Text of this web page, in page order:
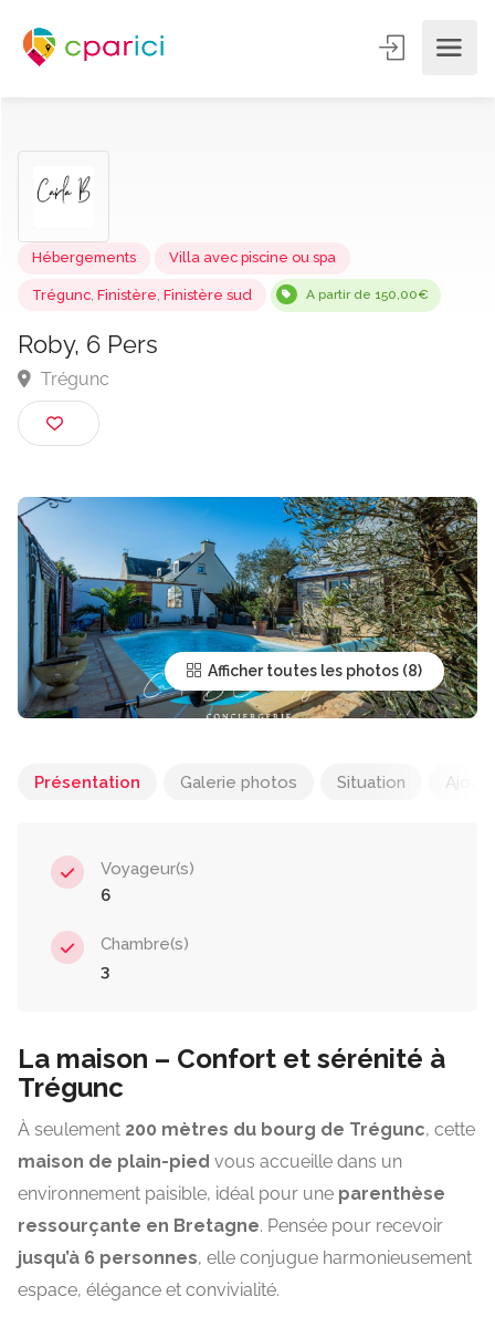
Villa avec piscine ou spa
Roby, 6 Pers
Trégunc
Afficher toutes les photos
Présentation Galerie photos Situation
Voyageur(s)
6
Chambre(s)
3
La maison – Confort et sérénité à
Trégunc
À seulement 200 mètres du bourg de Trégunc, cette
maison de plain-pied vous accueille dans un
environnement paisible, idéal pour une parenthèse
ressourçante en Bretagne. Pensée pour recevoir
jusqu’à 6 personnes, elle conjugue harmonieusement
espace, élégance et convivialité.